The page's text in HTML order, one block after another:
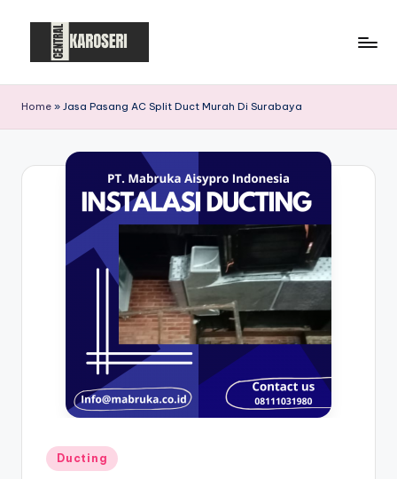
e
n
t
Home » Jasa Pasang AC Split Duct Murah Di Surabaya
Posted
in
Ducting